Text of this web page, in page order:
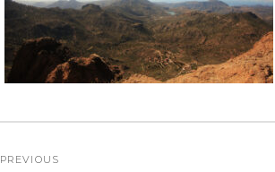
PREVIOUS